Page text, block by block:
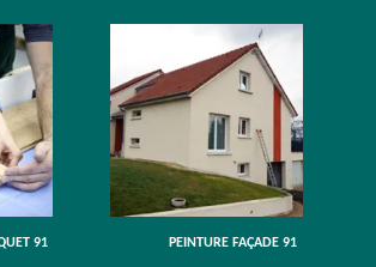
91 PEINTURE FAÇADE 91